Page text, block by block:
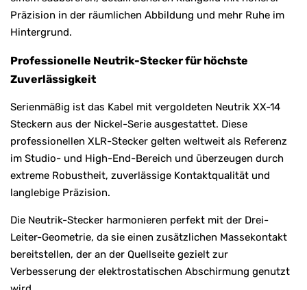
Präzision in der räumlichen Abbildung und mehr Ruhe im
Hintergrund.
Professionelle Neutrik-Stecker für höchste
Zuverlässigkeit
Serienmäßig ist das Kabel mit vergoldeten Neutrik XX-14
Steckern aus der Nickel-Serie ausgestattet. Diese
professionellen XLR-Stecker gelten weltweit als Referenz
im Studio- und High-End-Bereich und überzeugen durch
extreme Robustheit, zuverlässige Kontaktqualität und
langlebige Präzision.
Die Neutrik-Stecker harmonieren perfekt mit der Drei-
Leiter-Geometrie, da sie einen zusätzlichen Massekontakt
bereitstellen, der an der Quellseite gezielt zur
Verbesserung der elektrostatischen Abschirmung genutzt